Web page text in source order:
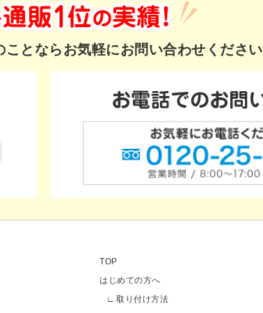
ことならお気軽にお問い合わせください
TOP
はじめての方へ
取り付け方法